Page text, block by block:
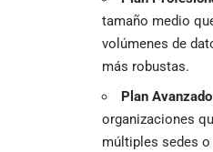
tamaño medio
volúmenes de
más robustas.
Plan Avanzado
organizaciones
múltiples sedes